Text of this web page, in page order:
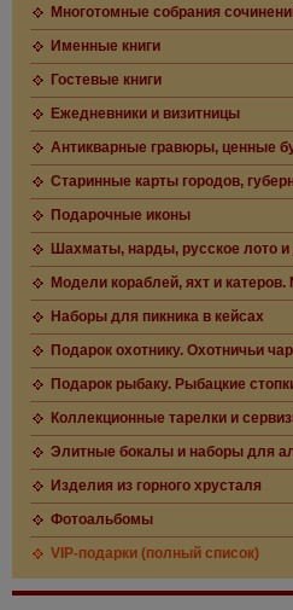
Многотомные собрания
Именные книги
Гостевые книги
Ежедневники и визитницы
Антикварные гравюры, ценные
Старинные карты городов,
Подарочные иконы
Шахматы, нарды, русское лото и
Модели кораблей, яхт и
Наборы для пикника в кейсах
Подарок охотнику. Охотничьи
Подарок рыбаку. Рыбацкие
Коллекционные тарелки и
Элитные бокалы и наборы для
Изделия из горного хрусталя
Фотоальбомы
VIP-подарки (полный список)